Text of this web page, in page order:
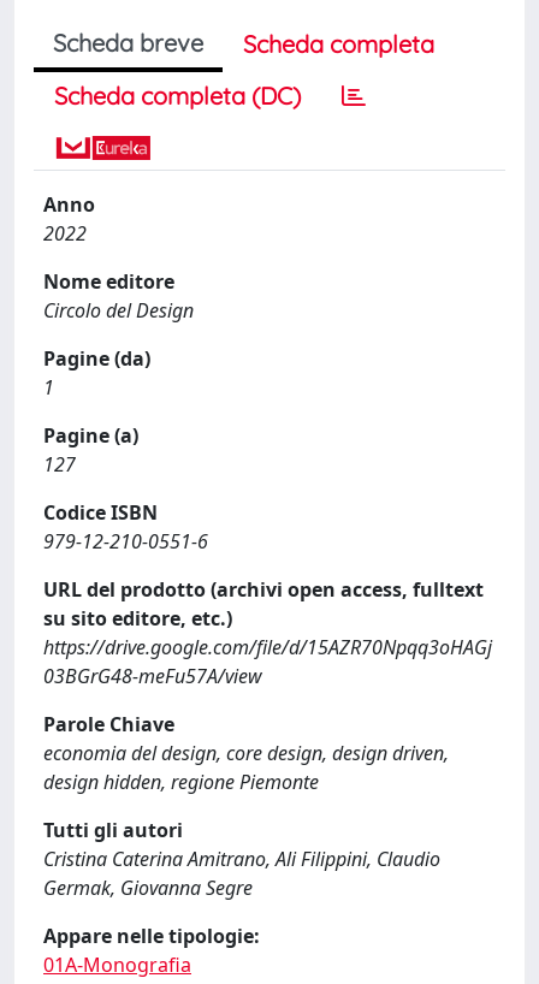
Scheda breve
Scheda completa
Scheda completa (DC)
Anno
2022
Nome editore
Circolo del Design
Pagine (da)
1
Pagine (a)
127
Codice ISBN
979-12-210-0551-6
URL del prodotto (archivi open access, fulltext
su sito editore, etc.)
https://drive.google.com/file/d/15AZR70Npqq3oHAGj
03BGrG48-meFu57A/view
Parole Chiave
economia del design, core design, design driven,
design hidden, regione Piemonte
Tutti gli autori
Cristina Caterina Amitrano, Ali Filippini, Claudio
Germak, Giovanna Segre
Appare nelle tipologie:
01A-Monografia